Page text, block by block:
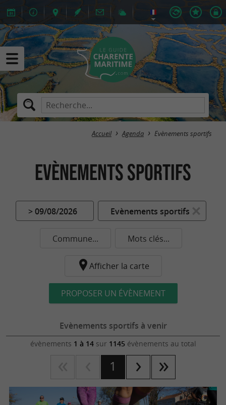
Accueil Agenda Evènements sportifs
Evènements sportifs
> 09/08/2026 Evènements sportifs
Commune... Mots clés...
Afficher la carte
PROPOSER UN ÉVÈNEMENT
Evènements sportifs à venir
évènements 1 à 14sur 1145 évènements au total
1